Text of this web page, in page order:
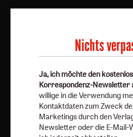
Ja, ich möchte den
die Verwendung meiner
Mail-Marketings durch den
Ich bin einverstanden, dass
Nutzungsverhalten in
erfasst und ausgewertet wird,
meine Interessen
Nichts
Ja, ich möchte den
Korrespondenz-Newsletter
willige in die Verwendung
Kontaktdaten zum Zweck
Marketings durch den
Newsletter oder die E-Mail-